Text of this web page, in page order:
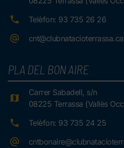
Telèfon: 93 735 26 26
PLA DEL BON AIRE
Carrer Sabadell, s/n
08225 Terrassa (Vallès
Telèfon: 93 735 24 25